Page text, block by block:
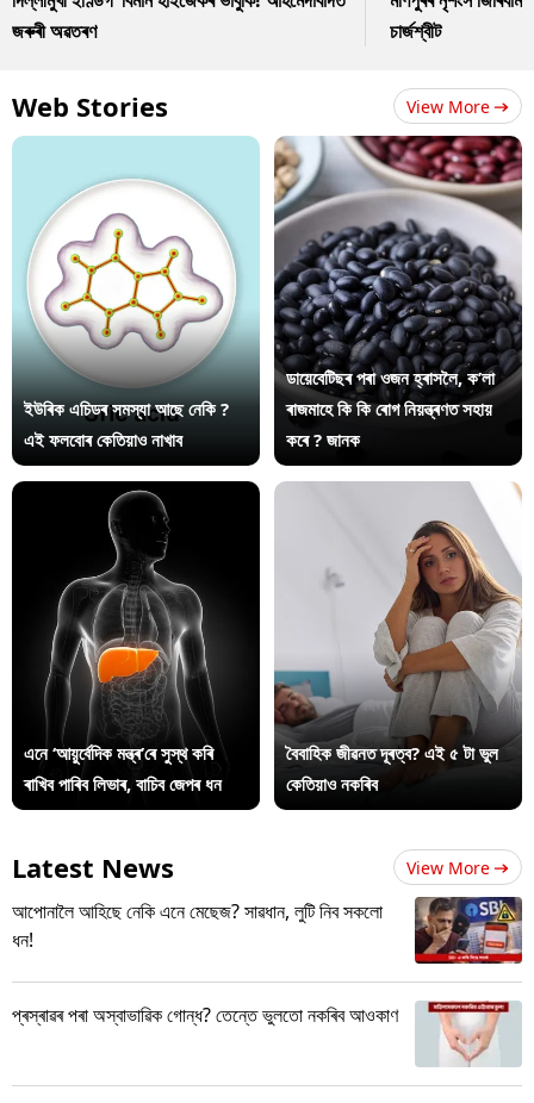
জৰুৰী অৱতৰণ
চাৰ্জশ্বীট
Web Stories View More
ইউৰিক এচিডৰ সমস্যা আছে নেকি ?
এই ফলবোৰ কেতিয়াও নাখাব
ডায়েবেটিছৰ পৰা ওজন হ্ৰাসলৈ, ক’লা
ৰাজমাহে কি কি ৰোগ নিয়ন্ত্ৰণত সহায়
কৰে ? জানক
এনে ‘আয়ুৰ্বেদিক মন্ত্ৰ’ৰে সুস্থ কৰি
ৰাখিব পাৰিব লিভাৰ, বাচিব জেপৰ ধন
বৈবাহিক জীৱনত দূৰত্ব? এই ৫ টা ভুল
কেতিয়াও নকৰিব
Latest News View More
আপোনালৈ আহিছে নেকি এনে মেছেজ? সাৱধান, লুটি নিব সকলো
ধন!
প্ৰস্ৰাৱৰ পৰা অস্বাভাৱিক গোন্ধ? তেন্তে ভুলতো নকৰিব আওকাণ